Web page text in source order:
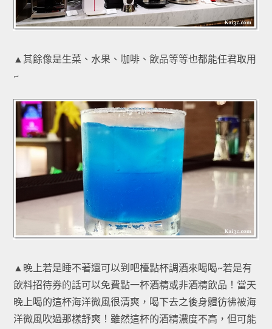
▲其餘像是生菜、水果、咖啡、飲品等等也都能任君取用
~
▲晚上若是睡不著還可以到吧檯點杯調酒來喝喝~若是有
飲料招待券的話可以免費點一杯酒精或非酒精飲品！當天
晚上喝的這杯海洋微風很清爽，喝下去之後身體彷彿被海
洋微風吹過那樣舒爽！雖然這杯的酒精濃度不高，但可能